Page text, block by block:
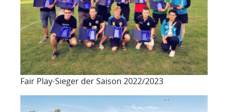
Fair Play-Sieger der Saison 2022/2023